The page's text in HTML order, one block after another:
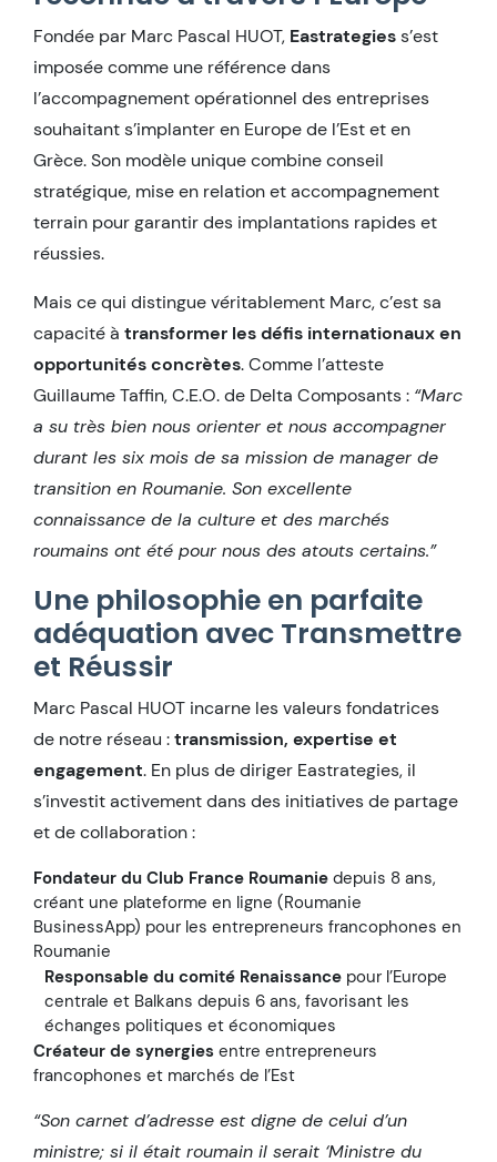
Fondée par Marc Pascal HUOT, Eastrategiess’est
imposée comme une référence dans
l’accompagnement opérationnel des entreprises
souhaitant s’implanter en Europe de l’Est et en
Grèce. Son modèle unique combine conseil
stratégique, mise en relation et accompagnement
terrain pour garantir des implantations rapides et
réussies.
Mais ce qui distingue véritablement Marc, c’est sa
capacité à transformer les défis internationaux en
opportunités concrètes. Comme l’atteste
Guillaume Taffin, C.E.O. de Delta Composants : “Marc
a su très bien nous orienter et nous accompagner
durant les six mois de sa mission de manager de
transition en Roumanie. Son excellente
connaissance de la culture et des marchés
roumains ont été pour nous des atouts certains.”
Une philosophie en parfaite
adéquation avec Transmettre
et Réussir
Marc Pascal HUOT incarne les valeurs fondatrices
de notre réseau :transmission, expertise et
engagement. En plus de diriger Eastrategies, il
s’investit activement dans des initiatives de partage
et de collaboration :
Fondateur du Club France Roumanie depuis 8 ans,
créant une plateforme en ligne (Roumanie
BusinessApp) pour les entrepreneurs francophones en
Roumanie
Responsable du comité Renaissance pour l’Europe
centrale et Balkans depuis 6 ans, favorisant les
échanges politiques et économiques
Créateur de synergies entre entrepreneurs
francophones et marchés de l’Est
“Son carnet d’adresse est digne de celui d’un
ministre; si il était roumain il serait ‘Ministre du